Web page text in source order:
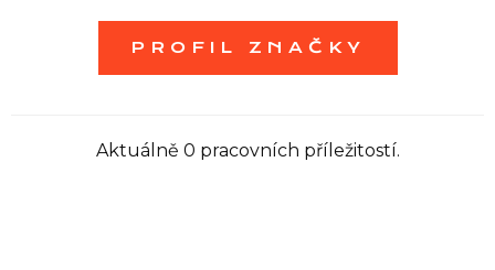
PROFIL ZNAČKY
Aktuálně 0 pracovních příležitostí.